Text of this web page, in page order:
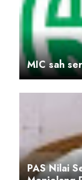
MIC sah
PAS Nilai